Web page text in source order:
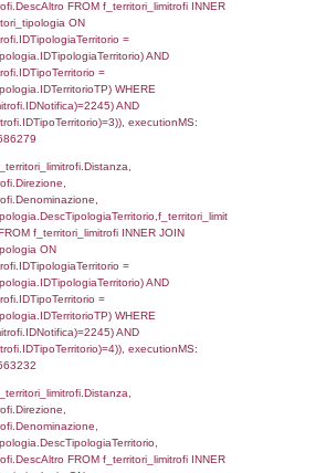
JOIN d1_controlli ON
where
0.022588968276978
SELECT * FROM d2_autorizzazioni
executionMS:
SELECT Ispezione, IDArticoloComma,
%m/%Y') as DataApertura,
'%d/%m/
%m/%Y') as DataUltimoPIR FROM
(((d3_ispezioni.IDNotifica)=2245)),
SELECT el_nazioni.DescIT,
f_confini_stato INNER JOIN
= el_nazioni.IDStato